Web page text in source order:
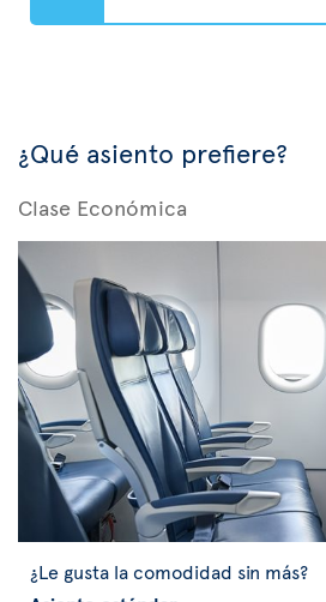
¿Qué asiento prefiere?
Clase Económica
¿Le gusta la comodidad sin más?